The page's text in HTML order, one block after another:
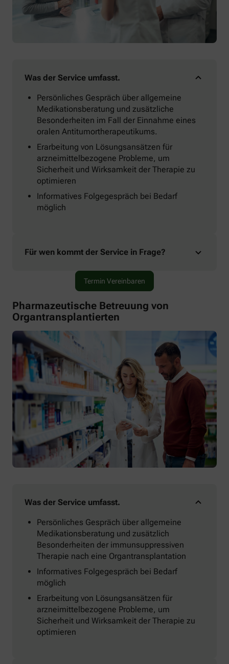
Was der Service umfasst.
Persönliches Gespräch über allgemeine
Medikationsberatung und zusätzliche
Besonderheiten im Fall der Einnahme eines
oralen Antitumortherapeutikums.
Erarbeitung von Lösungsansätzen für
arzneimittelbezogene Probleme, um
Sicherheit und Wirksamkeit der Therapie zu
optimieren
Informatives Folgegespräch bei Bedarf
möglich
Für wen kommt der Service in Frage?
Termin Vereinbaren
Pharmazeutische Betreuung von
Organtransplantierten
Was der Service umfasst.
Persönliches Gespräch über allgemeine
Medikationsberatung und zusätzlich
Besonderheiten der immunsuppressiven
Therapie nach eine Organtransplantation
Informatives Folgegespräch bei Bedarf
möglich
Erarbeitung von Lösungsansätzen für
arzneimittelbezogene Probleme, um
Sicherheit und Wirksamkeit der Therapie zu
optimieren